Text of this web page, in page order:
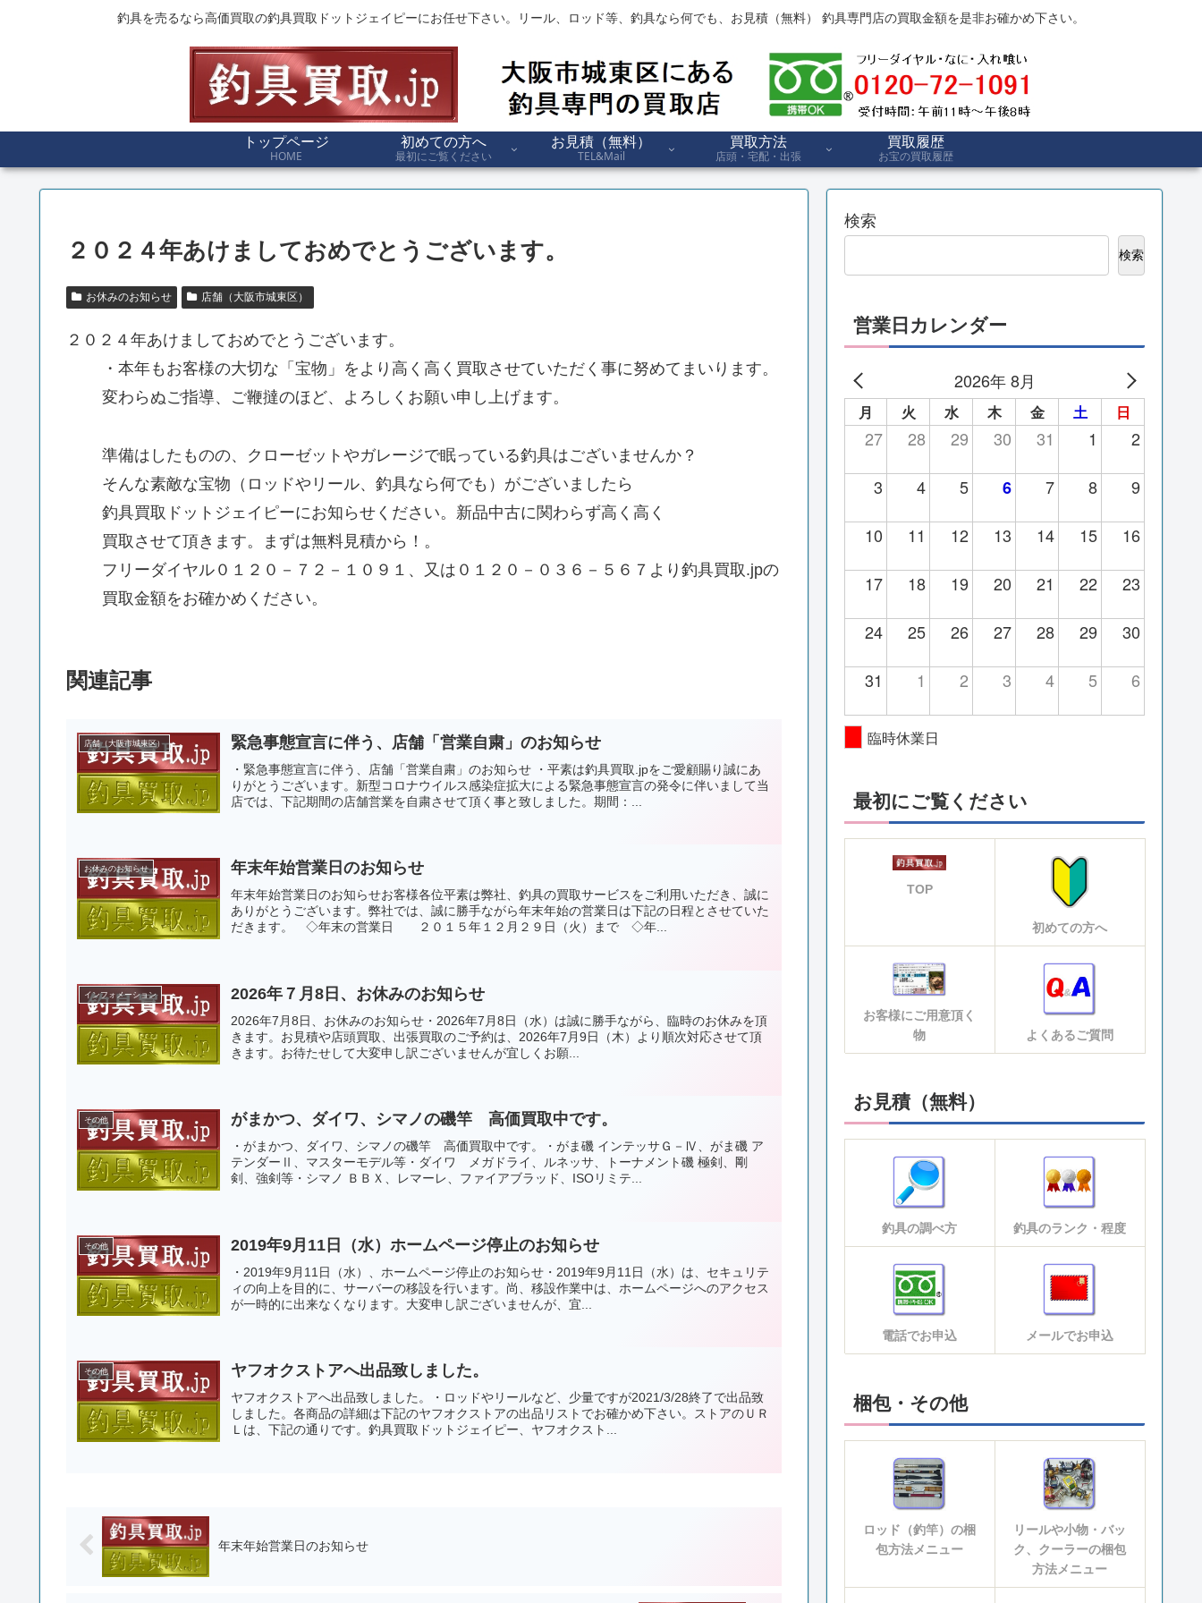
釣具を売るなら高価買取の釣具買取ドットジェイピーにお任せ下さい。リール、ロッド等、釣具なら何でも、お見積（無料） 釣具専門店の買取金額を是非お確かめ下さい。
トップページ
HOME
初めての方へ
最初にご覧ください
お見積（無料）
TEL&Mail
買取方法
店頭・宅配・出張
買取履歴
お宝の買取履歴
２０２４年あけましておめでとうございます。
お休みのお知らせ 店舗（大阪市城東区）
２０２４年あけましておめでとうございます。
・本年もお客様の大切な「宝物」をより高く高く買取させていただく事に努めてまいります。
変わらぬご指導、ご鞭撻のほど、よろしくお願い申し上げます。
準備はしたものの、クローゼットやガレージで眠っている釣具はございませんか？
そんな素敵な宝物（ロッドやリール、釣具なら何でも）がございましたら
釣具買取ドットジェイピーにお知らせください。新品中古に関わらず高く高く
買取させて頂きます。まずは無料見積から！。
フリーダイヤル０１２０－７２－１０９１、又は０１２０－０３６－５６７より釣具買取.jpの
買取金額をお確かめください。
関連記事
店舗（大阪市城東区） 緊急事態宣言に伴う、店舗「営業自粛」のお知らせ
・緊急事態宣言に伴う、店舗「営業自粛」のお知らせ ・平素は釣具買取.jpをご愛顧賜り誠にあ
りがとうございます。新型コロナウイルス感染症拡大による緊急事態宣言の発令に伴いまして当
店では、下記期間の店舗営業を自粛させて頂く事と致しました。期間：...
お休みのお知らせ 年末年始営業日のお知らせ
年末年始営業日のお知らせお客様各位平素は弊社、釣具の買取サービスをご利用いただき、誠に
ありがとうございます。弊社では、誠に勝手ながら年末年始の営業日は下記の日程とさせていた
だきます。 ◇年末の営業日 ２０１５年１２月２９日（火）まで ◇年...
インフォメーション 2026年７月8日、お休みのお知らせ
2026年7月8日、お休みのお知らせ・2026年7月8日（水）は誠に勝手ながら、臨時のお休みを頂
きます。お見積や店頭買取、出張買取のご予約は、2026年7月9日（木）より順次対応させて頂
きます。お待たせして大変申し訳ございませんが宜しくお願...
その他 がまかつ、ダイワ、シマノの磯竿 高価買取中です。
・がまかつ、ダイワ、シマノの磯竿 高価買取中です。・がま磯 インテッサＧ－Ⅳ、がま磯 ア
テンダーⅡ、マスターモデル等・ダイワ メガドライ、ルネッサ、トーナメント磯 極剣、剛
剣、強剣等・シマノ ＢＢＸ、レマーレ、ファイアブラッド、ISOリミテ...
その他 2019年9月11日（水）ホームページ停止のお知らせ
・2019年9月11日（水）、ホームページ停止のお知らせ・2019年9月11日（水）は、セキュリテ
ィの向上を目的に、サーバーの移設を行います。尚、移設作業中は、ホームページへのアクセス
が一時的に出来なくなります。大変申し訳ございませんが、宜...
その他 ヤフオクストアへ出品致しました。
ヤフオクストアへ出品致しました。・ロッドやリールなど、少量ですが2021/3/28終了で出品致
しました。各商品の詳細は下記のヤフオクストアの出品リストでお確かめ下さい。ストアのＵＲ
Ｌは、下記の通りです。釣具買取ドットジェイピー、ヤフオクスト...
年末年始営業日のお知らせ
検索
検索
営業日カレンダー
2026年 8月
月 火 水 木 金 土 日
27 28 29 30 31 1 2
3 4 5 6 7 8 9
10 11 12 13 14 15 16
17 18 19 20 21 22 23
24 25 26 27 28 29 30
31 1 2 3 4 5 6
臨時休業日
最初にご覧ください
TOP
初めての方へ
お客様にご用意頂く
物
よくあるご質問
お見積（無料）
釣具の調べ方 釣具のランク・程度
電話でお申込 メールでお申込
梱包・その他
ロッド（釣竿）の梱
包方法メニュー
リールや小物・バッ
ク、クーラーの梱包
方法メニュー